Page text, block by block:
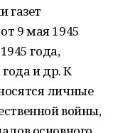
газет
9 мая 1945
года,
и др. К
личные
войны,